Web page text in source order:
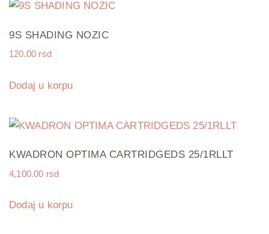
9S SHADING NOZIC
120.00 rsd
Dodaj u korpu
KWADRON OPTIMA CARTRIDGEDS 25/1RLLT
4,100.00 rsd
Dodaj u korpu